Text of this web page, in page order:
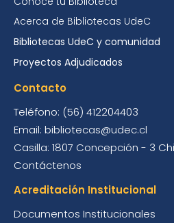
Acerca de Bibliotecas UdeC
Bibliotecas UdeC y comunidad
Proyectos Adjudicados
Contacto
Teléfono: (56) 412204403
Email: bibliotecas@udec.cl
Casilla: 1807 Concepción - 3
Contáctenos
Acreditación Institucional
Documentos Institucionales